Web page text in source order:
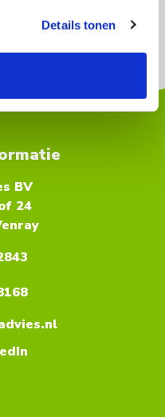
Details tonen
BV
24